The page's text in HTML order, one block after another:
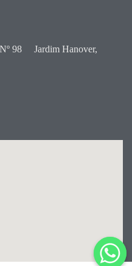
98
Jardim Hanover,